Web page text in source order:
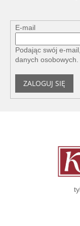
E-mail
Podając swój e-
danych osobowych.
ZALOGUJ SIĘ